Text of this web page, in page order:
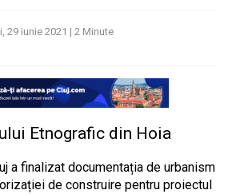
29 iunie 2021 | 2 Minute
Etnografic din Hoia
a finalizat documentația de urbanism
de construire pentru proiectul